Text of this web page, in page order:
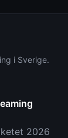
i Sverige.
2026